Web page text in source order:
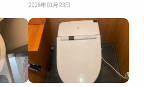
2026年01月23日